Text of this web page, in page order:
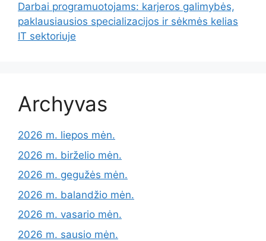
Darbai programuotojams: karjeros galimybės,
paklausiausios specializacijos ir sėkmės kelias
IT sektoriuje
Archyvas
2026 m. liepos mėn.
2026 m. birželio mėn.
2026 m. gegužės mėn.
2026 m. balandžio mėn.
2026 m. vasario mėn.
2026 m. sausio mėn.